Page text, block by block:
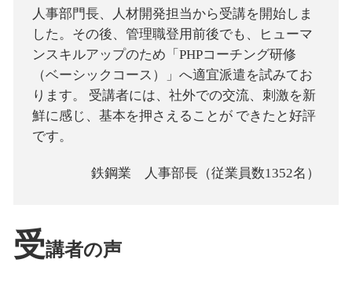
人事部門長、人材開発担当から受講を開始しま
した。その後、管理職登用前後でも、ヒューマ
ンスキルアップのため「PHPコーチング研修
（ベーシックコース）」へ適宜派遣を試みてお
ります。 受講者には、社外での交流、刺激を新
鮮に感じ、基本を押さえることが できたと好評
です。
鉄鋼業 人事部長（従業員数1352名）
受講者の声